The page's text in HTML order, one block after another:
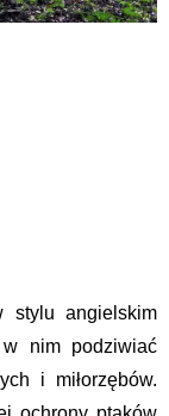
stylu angielskim
w nim podziwiać
i miłorzębów.